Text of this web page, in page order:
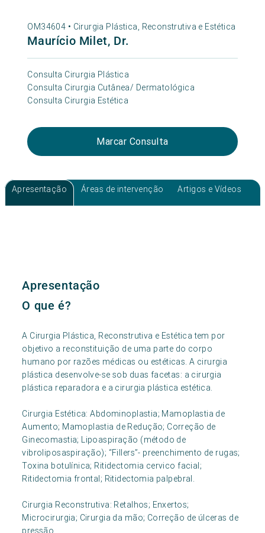
OM34604 • Cirurgia Plástica, Reconstrutiva e Estética
Maurício Milet, Dr.
Consulta Cirurgia Plástica
Consulta Cirurgia Cutânea/ Dermatológica
Consulta Cirurgia Estética
Marcar Consulta
Apresentação Áreas de intervenção Artigos e Vídeos
Apresentação
O que é?
A Cirurgia Plástica, Reconstrutiva e Estética tem por
objetivo a reconstituição de uma parte do corpo
humano por razões médicas ou estéticas. A cirurgia
plástica desenvolve-se sob duas facetas: a cirurgia
plástica reparadora e a cirurgia plástica estética.
Cirurgia Estética: Abdominoplastia; Mamoplastia de
Aumento; Mamoplastia de Redução; Correção de
Ginecomastia; Lipoaspiração (método de
vibroliposaspiração); “Fillers”- preenchimento de rugas;
Toxina botulínica; Ritidectomia cervico facial;
Ritidectomia frontal; Ritidectomia palpebral.
Cirurgia Reconstrutiva: Retalhos; Enxertos;
Microcirurgia; Cirurgia da mão; Correção de úlceras de
pressão.